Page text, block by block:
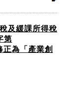
及緩課所得稅
第
為「產業創